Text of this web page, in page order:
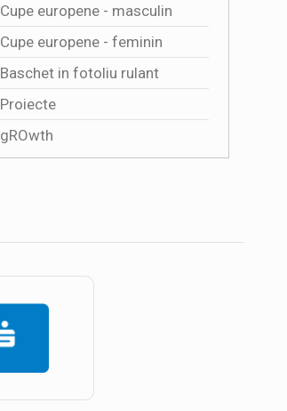
Cupe europene - masculin
Cupe europene - feminin
Baschet in fotoliu rulant
Proiecte
gROwth